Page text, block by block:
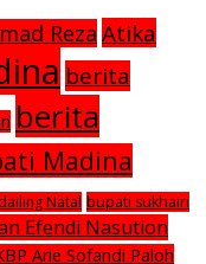
Reza Atika
berita
berita
Madina
Natal bupati sukhairi
Efendi Nasution
Arie Sofandi Paloh